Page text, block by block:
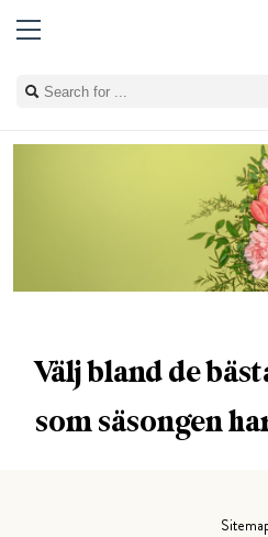
Välj bland de
som säsongen